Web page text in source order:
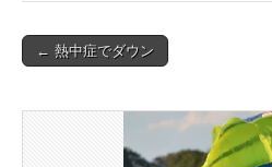
Post
← 熱中症でダウン